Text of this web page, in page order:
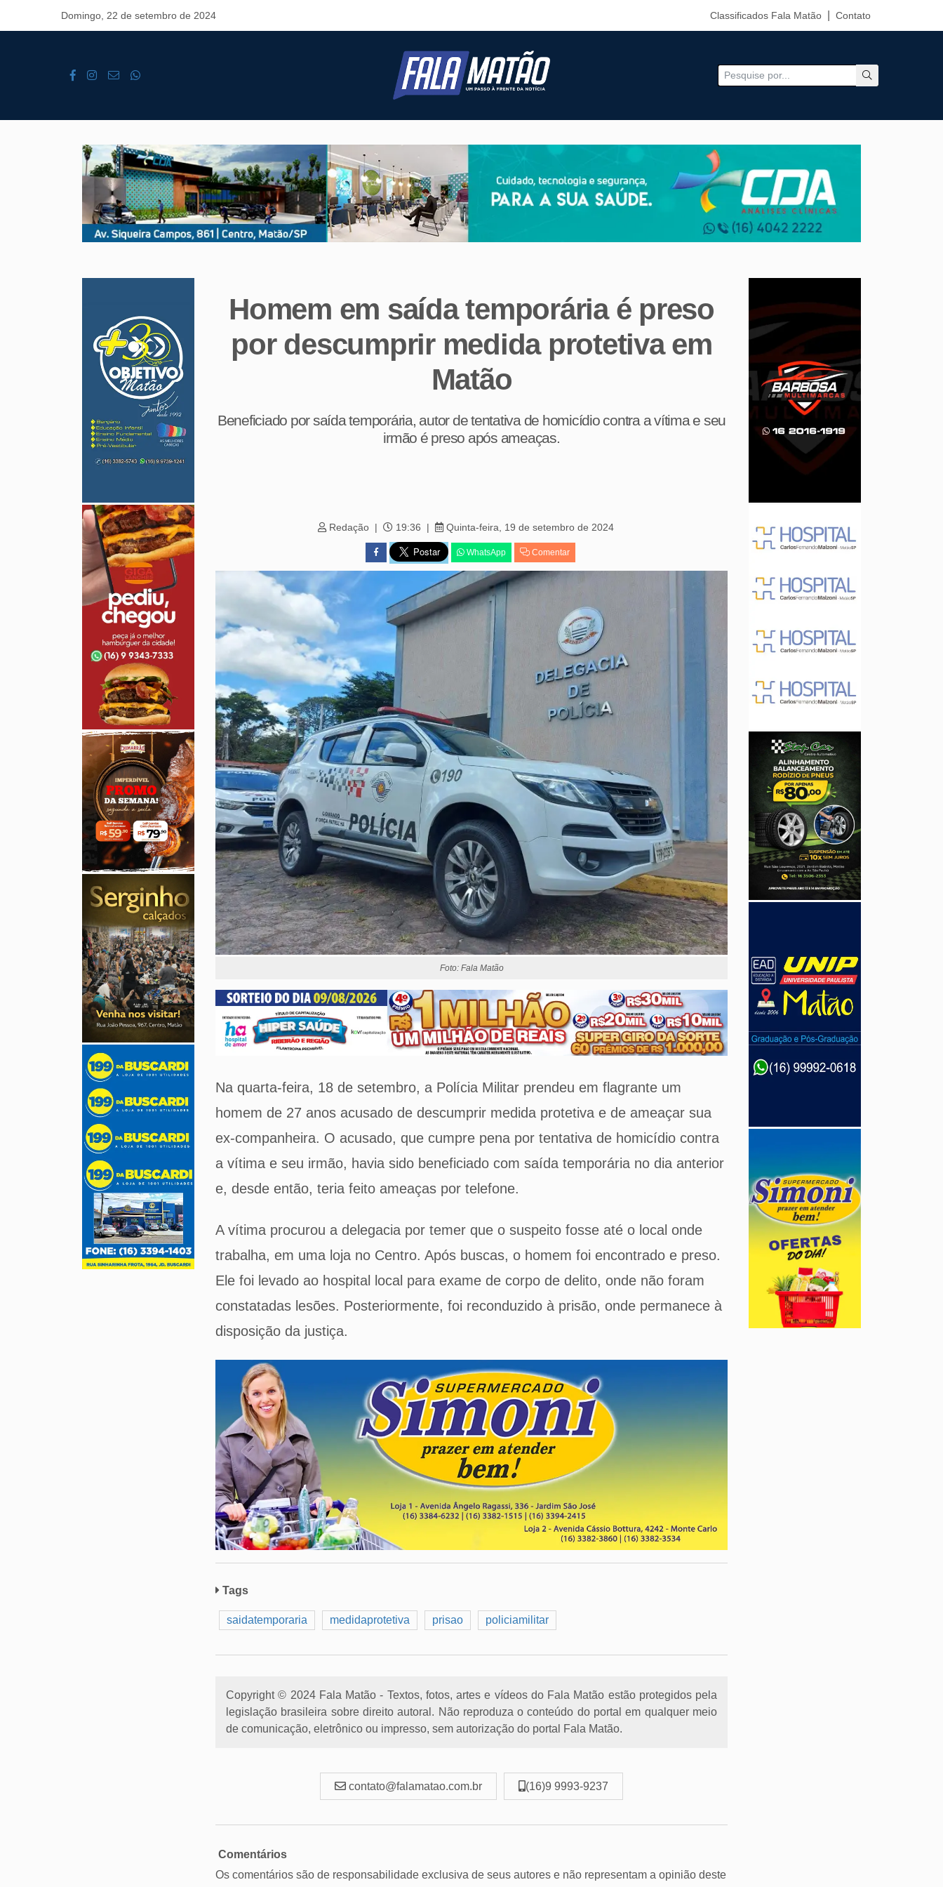
Domingo, 22 de setembro de 2024 Classificados Fala Matão Contato
Homem em saída temporária é preso
por descumprir medida protetiva em
Matão
Beneficiado por saída temporária, autor de tentativa de homicídio contra a vítima e seu
irmão é preso após ameaças.
Redação 19:36 Quinta-feira, 19 de setembro de 2024
WhatsApp Comentar
Foto: Fala Matão
Na quarta-feira, 18 de setembro, a Polícia Militar prendeu em flagrante um
homem de 27 anos acusado de descumprir medida protetiva e de ameaçar sua
ex-companheira. O acusado, que cumpre pena por tentativa de homicídio contra
a vítima e seu irmão, havia sido beneficiado com saída temporária no dia anterior
e, desde então, teria feito ameaças por telefone.
A vítima procurou a delegacia por temer que o suspeito fosse até o local onde
trabalha, em uma loja no Centro. Após buscas, o homem foi encontrado e preso.
Ele foi levado ao hospital local para exame de corpo de delito, onde não foram
constatadas lesões. Posteriormente, foi reconduzido à prisão, onde permanece à
disposição da justiça.
Tags
saidatemporaria medidaprotetiva prisao policiamilitar
Copyright © 2024 Fala Matão - Textos, fotos, artes e vídeos do Fala Matão estão protegidos pela
legislação brasileira sobre direito autoral. Não reproduza o conteúdo do portal em qualquer meio
de comunicação, eletrônico ou impresso, sem autorização do portal Fala Matão.
contato@falamatao.com.br (16)9 9993-9237
Comentários
Os comentários são de responsabilidade exclusiva de seus autores e não representam a opinião deste